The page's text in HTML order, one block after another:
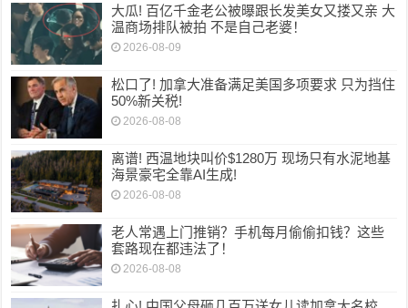
大瓜! 百亿千金老公被曝跟长发美女又搂又亲 大
温商场排队被拍 不是自己老婆！
2026-08-09
松口了! 加拿大准备满足美国多项要求 只为挡住
50%新关税!
2026-08-08
离谱! 西温地块叫价$1280万 现场只有水泥地基
海景豪宅全靠AI生成!
2026-08-08
老人常遇上门推销？手机每月偷偷扣钱？这些
套路现在都违法了！
2026-08-08